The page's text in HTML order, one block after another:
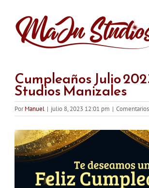
contenido
Cumpleaños Julio
Studios Manizales
PorManuel | julio 8, 2023 12:01 pm |